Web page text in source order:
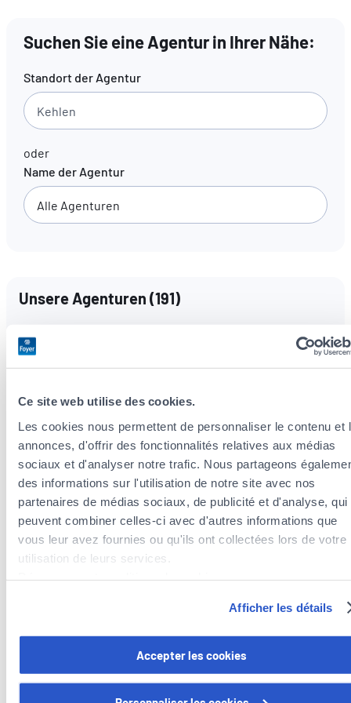
Ce site web utilise des cookies.
Les cookies nous permettent de personnaliser le contenu et
annonces, d'offrir des fonctionnalités relatives aux médias
sociaux et d'analyser notre trafic. Nous partageons
des informations sur l'utilisation de notre site avec nos
partenaires de médias sociaux, de publicité et d'analyse, qui
peuvent combiner celles-ci avec d'autres informations que
vous leur avez fournies ou qu'ils ont collectées lors de votre
utilisation de leurs services.
Vous avez la possibilité de retirer votre consentement à tout
moment en cliquant sur le lien "gestion des cookies" en bas
Afficher les détails
Accepter les cookies
DE FREN
Suchen Sie eine Agentur in Ihrer Nähe:
Standort der Agentur
oder
Name der Agentur
Unsere Agenturen (191)
Alle Sprachen
Versicherungsagenten in der Nähe der
Versicherungsagenten in der Gemeinde Kopstal
Versicherungsagenten in der Gemeinde Lintgen
Versicherungsagenten in der Gemeinde Helperknapp
Versicherungsagenten in der Gemeinde Walferdange